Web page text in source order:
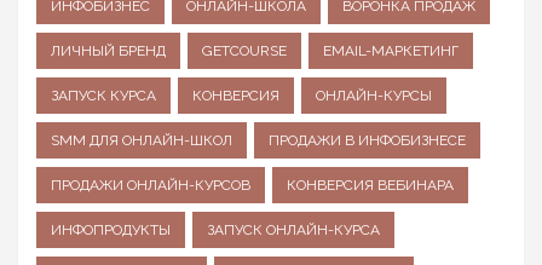
ИНФОБИЗНЕС ОНЛАЙН-ШКОЛА ВОРОНКА ПРОДАЖ
ЛИЧНЫЙ БРЕНД GETCOURSE EMAIL-МАРКЕТИНГ
ЗАПУСК КУРСА КОНВЕРСИЯ ОНЛАЙН-КУРСЫ
SMM ДЛЯ ОНЛАЙН-ШКОЛ ПРОДАЖИ В ИНФОБИЗНЕСЕ
ПРОДАЖИ ОНЛАЙН-КУРСОВ КОНВЕРСИЯ ВЕБИНАРА
ИНФОПРОДУКТЫ ЗАПУСК ОНЛАЙН-КУРСА